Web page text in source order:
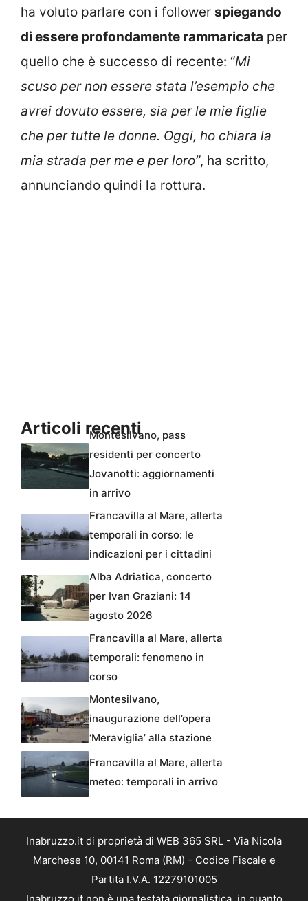
ha voluto parlare con i follower spiegando
di essere profondamente rammaricata per
quello che è successo di recente: “Mi
scuso per non essere stata l’esempio che
avrei dovuto essere, sia per le mie figlie
che per tutte le donne. Oggi, ho chiara la
mia strada per me e per loro”, ha scritto,
annunciando quindi la rottura.
Articoli recenti
Montesilvano, pass
residenti per concerto
Jovanotti: aggiornamenti
in arrivo
Francavilla al Mare, allerta
temporali in corso: le
indicazioni per i cittadini
Alba Adriatica, concerto
per Ivan Graziani: 14
agosto 2026
Francavilla al Mare, allerta
temporali: fenomeno in
corso
Montesilvano,
inaugurazione dell’opera
‘Meraviglia’ alla stazione
Francavilla al Mare, allerta
meteo: temporali in arrivo
Inabruzzo.it di proprietà di WEB 365 SRL - Via Nicola
Marchese 10, 00141 Roma (RM) - Codice Fiscale e
Partita I.V.A. 12279101005